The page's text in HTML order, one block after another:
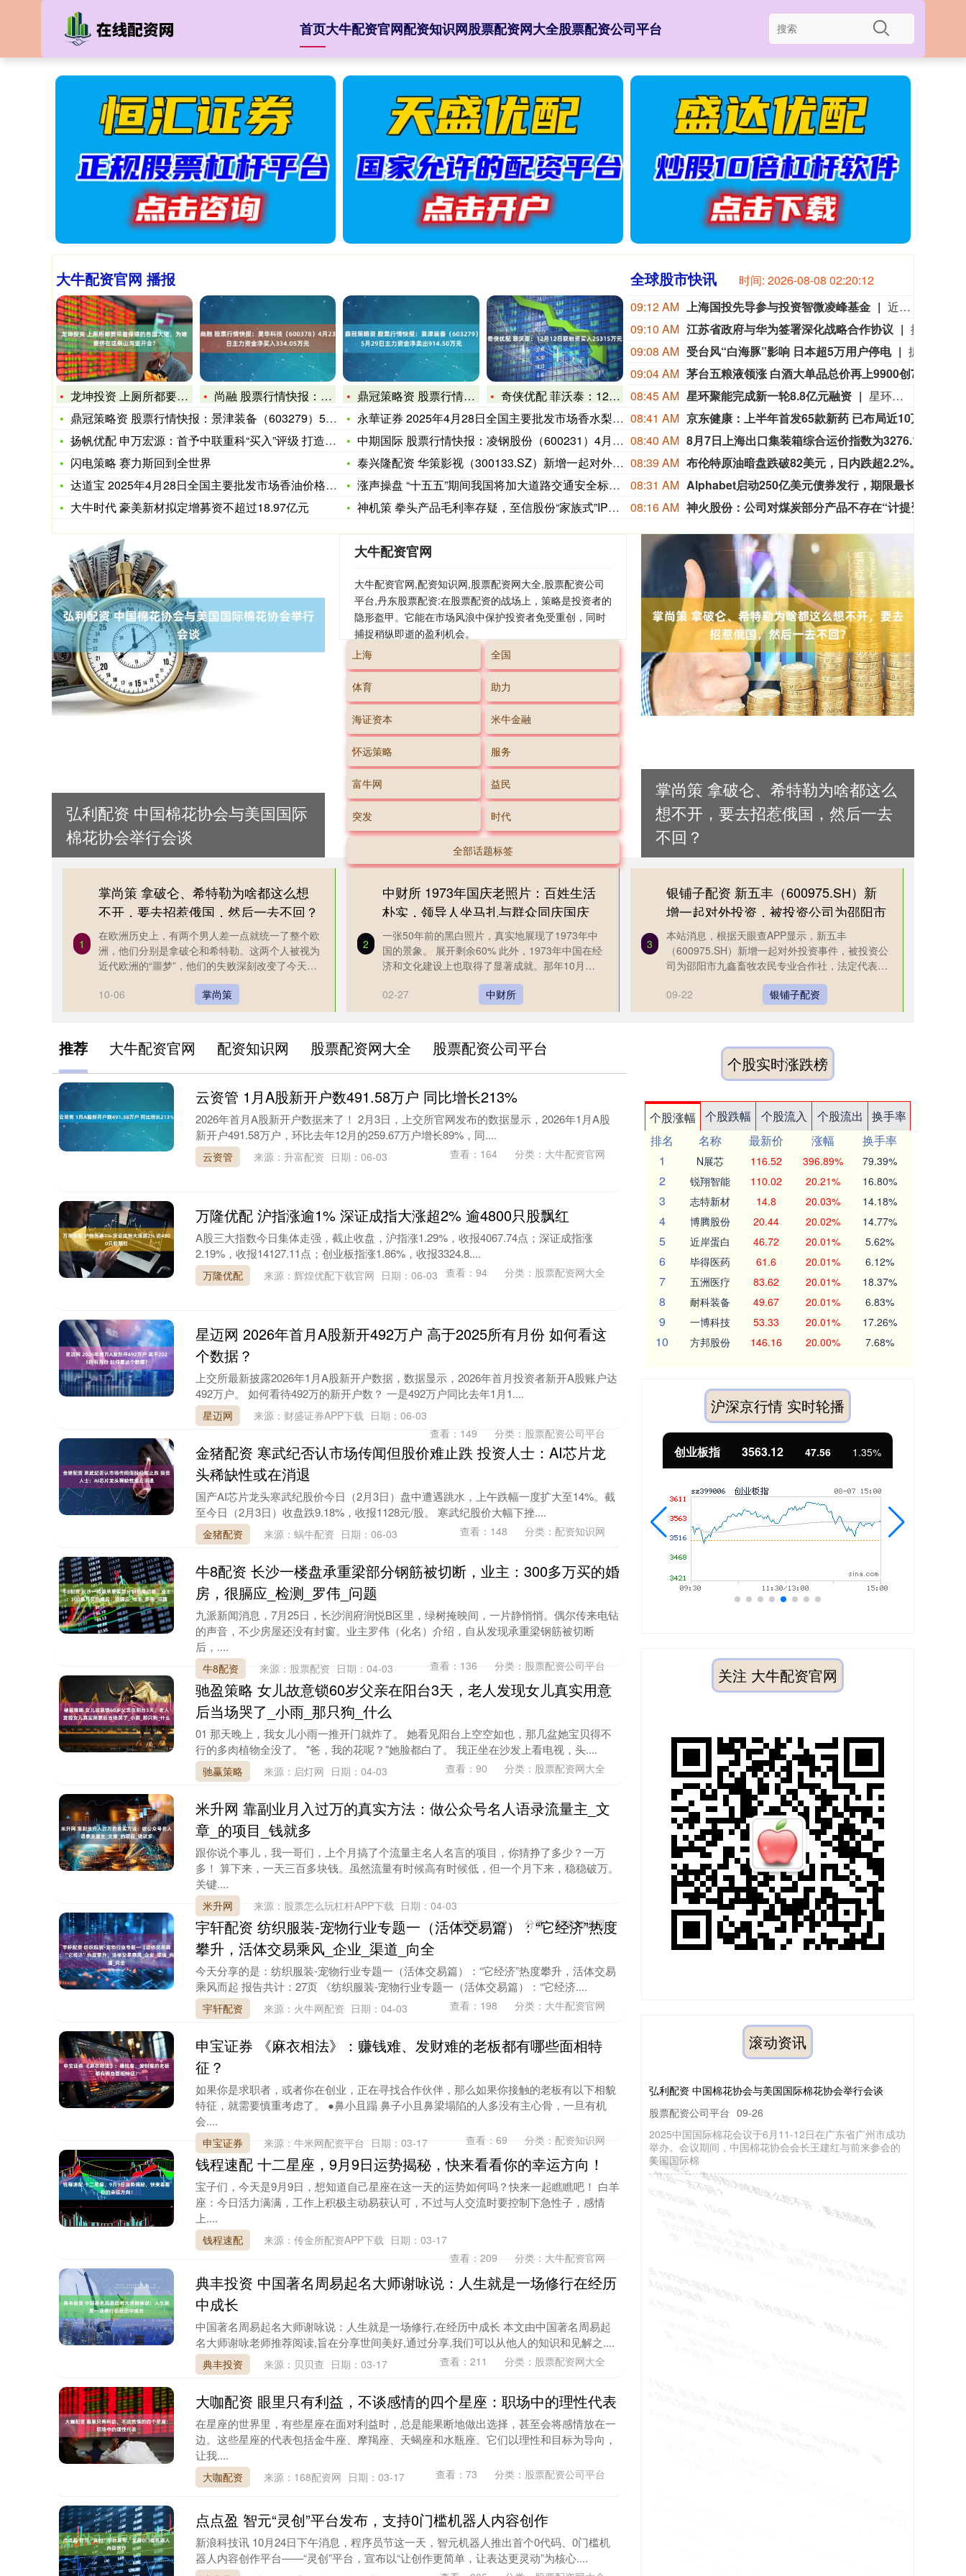
首页大牛配资官网配资知识网股票配资网大全股票配资公司平台
大牛配资官网 播报
龙坤投资 上厕所都要带着保镖的各国大佬，为啥要挤在这条山沟里
尚融 股票行情快报：昊华科技（600378）4月23日主力资
鼎冠策略资 股票行情快报：景津装备（603279）5月29日
扬帆优配 申万宏源：首予中联重科“买入”评级 打造具身智能第
闪电策略 赛力斯回到全世界
达道宝 2025年4月28日全国主要批发市场香油价格行情
大牛时代 豪美新材拟定增募资不超过18.97亿元
鼎冠策略资 股票行情快报：景津装备（603279）5月29日
奇侠优配 菲沃泰：12月12日获融资买入25315万元
永華证券 2025年4月28日全国主要批发市场香水梨价格行情
中期国际 股票行情快报：凌钢股份（600231）4月23日主
泰兴隆配资 华策影视（300133.SZ）新增一起对外投资，
涨声操盘 “十五五”期间我国将加大道路交通安全标准有效供给
神机策 拳头产品毛利率存疑，至信股份“家族式”IPO迎考
全球股市快讯 时间: 2026-08-08 02:20:13
09:12 AM 上海国投先导参与投资智微凌峰基金
近日，上海国投先导公示对上海智微凌峰创业投资合伙企业（有限合伙）（简称“智微凌峰基金”）的投资。该基金由智微资本担任管理人，目标规模30亿元。LP阵容汇聚中微公司、澜起科技等半导体龙头的旗下平台，工业X射线检测领域企业日联科技的子公司，以及地方国资平台，形成“产业资本+国有资本”的深度联合。智微凌峰基金以半导体设备、零部件、材料及先进封装等集成电路核心环节为主攻方向，重点挖掘“卡脖子”领域的“隐形冠军”。
09:10 AM 江苏省政府与华为签署深化战略合作协议
09:08 AM 受台风“白海豚”影响 日本超5万用户停电
09:04 AM
08:45 AM 星环聚能完成新一轮8.8亿元融资
星环聚能宣布，近日完成新一轮(A++轮)融资，融资金额为8.8亿元人民币。本轮融资由深投控资本、深担创投、农银资本、交银投资等机构联合投资，老股东上海科创集团旗下知识产权基金等机构继续跟投。本轮融资资金将与A轮、A+轮融资资金一道，共同用于上海嘉定实验基地建设、NTST(负三角球形托卡马克)建造与运行、CTRFR-1(星环一号)设计建造，以及聚变堆级高温超导磁体与AI等离子体控制等关键技术的持续工程化推进。
08:41 AM
08:40 AM
08:39 AM
08:31 AM
08:16 AM
弘利配资 中国棉花协会与美国国际
棉花协会举行会谈
大牛配资官网
大牛配资官网,配资知识网,股票配资网大全,股票配资公司
平台,丹东股票配资:在股票配资的战场上，策略是投资者的
隐形盔甲。它能在市场风浪中保护投资者免受重创，同时
捕捉稍纵即逝的盈利机会。
上海
全国
体育 助力
海证资本 米牛金融
怀远策略 服务
富牛网 益民
突发 时代
全部话题标签
掌尚策 拿破仑、希特勒为啥都这么
想不开，要去招惹俄国，然后一去
不回？
1
掌尚策 拿破仑、希特勒为啥都这么想
不开，要去招惹俄国，然后一去不回？
在欧洲历史上，有两个男人差一点就统一了整个欧
洲，他们分别是拿破仑和希特勒。这两个人被视为
近代欧洲的“噩梦”，他们的失败深刻改变了今天欧
洲的格局。尽管拿破仑和希特....
10-06
掌尚策
2
中财所 1973年国庆老照片：百姓生活
朴实，领导人坐马扎与群众同庆国庆
一张50年前的黑白照片，真实地展现了1973年中
国的景象。 展开剩余60% 此外，1973年中国在经
济和文化建设上也取得了显著成就。那年10月，
02-27
中财所
3
银铺子配资 新五丰（600975.SH）新
增一起对外投资，被投资公司为邵阳市
九鑫畜牧农民专业合作社
本站消息，根据天眼查APP显示，新五丰
（600975.SH）新增一起对外投资事件，被投资公
司为邵阳市九鑫畜牧农民专业合作社，法定代表人
李登亮，投资占比为6.06....
09-22
银铺子配资
推荐 大牛配资官网 配资知识网 股票配资网大全 股票配资公司平台
云资管 1月A股新开户数491.58万户 同比增长213%
2026年首月A股新开户数据来了！ 2月3日，上交所官网发布的数据显示，2026年1月A股
新开户491.58万户，环比去年12月的259.67万户增长89%，同....
云资管 来源：升富配资 日期：06-03 查看： 164 分类： 大牛配资官网
万隆优配 沪指涨逾1% 深证成指大涨超2% 逾4800只股飘红
A股三大指数今日集体走强，截止收盘，沪指涨1.29%，收报4067.74点；深证成指涨
2.19%，收报14127.11点；创业板指涨1.86%，收报3324.8....
万隆优配 来源：辉煌优配下载官网 日期：06-03 查看： 94 分类： 股票配资网大全
星迈网 2026年首月A股新开492万户 高于2025所有月份 如何看这
个数据？
上交所最新披露2026年1月A股新开户数据，数据显示，2026年首月投资者新开A股账户达
492万户。 如何看待492万的新开户数？ 一是492万户同比去年1月1....
星迈网 来源：财盛证券APP下载 日期：06-03
查看： 149 分类： 股票配资公司平台
金猪配资 寒武纪否认市场传闻但股价难止跌 投资人士：AI芯片龙
头稀缺性或在消退
国产AI芯片龙头寒武纪股价今日（2月3日）盘中遭遇跳水，上午跌幅一度扩大至14%。截
至今日（2月3日）收盘跌9.18%，收报1128元/股。 寒武纪股价大幅下挫....
金猪配资 来源：蜗牛配资 日期：06-03 查看： 148 分类： 配资知识网
牛8配资 长沙一楼盘承重梁部分钢筋被切断，业主：300多万买的婚
房，很膈应_检测_罗伟_问题
九派新闻消息，7月25日，长沙润府润悦B区里，绿树掩映间，一片静悄悄。偶尔传来电钻
的声音，不少房屋还没有封窗。业主罗伟（化名）介绍，自从发现承重梁钢筋被切断
后，....
牛8配资 来源：股票配资 日期：04-03 查看： 136 分类： 股票配资公司平台
驰盈策略 女儿故意锁60岁父亲在阳台3天，老人发现女儿真实用意
后当场哭了_小雨_那只狗_什么
01 那天晚上，我女儿小雨一推开门就炸了。 她看见阳台上空空如也，那几盆她宝贝得不
行的多肉植物全没了。 "爸，我的花呢？"她脸都白了。 我正坐在沙发上看电视，头....
驰赢策略 来源：启灯网 日期：04-03 查看： 90 分类： 股票配资网大全
米升网 靠副业月入过万的真实方法：做公众号名人语录流量主_文
章_的项目_钱就多
跟你说个事儿，我一哥们，上个月搞了个流量主名人名言的项目，你猜挣了多少？一万
多！ 算下来，一天三百多块钱。虽然流量有时候高有时候低，但一个月下来，稳稳破万。
关键....
米升网 来源：股票怎么玩杠杆APP下载 日期：04-03
查看：112 分类：配资知识网
宇轩配资 纺织服装-宠物行业专题一（活体交易篇）：“它经济”热度
攀升，活体交易乘风_企业_渠道_向全
今天分享的是：纺织服装-宠物行业专题一（活体交易篇）：“它经济”热度攀升，活体交易
乘风而起 报告共计：27页 《纺织服装-宠物行业专题一（活体交易篇）：“它经济....
宇轩配资 来源：火牛网配资 日期：04-03 查看： 198 分类： 大牛配资官网
申宝证券 《麻衣相法》：赚钱难、发财难的老板都有哪些面相特
征？
如果你是求职者，或者你在创业，正在寻找合作伙伴，那么如果你接触的老板有以下相貌
特征，就需要慎重考虑了。 ●鼻小且蹋 鼻子小且鼻梁塌陷的人多没有主心骨，一旦有机
会....
申宝证券 来源：牛米网配资平台 日期：03-17 查看： 69 分类： 配资知识网
钱程速配 十二星座，9月9日运势揭秘，快来看看你的幸运方向！
宝子们，今天是9月9日，想知道自己星座在这一天的运势如何吗？快来一起瞧瞧吧！ 白羊
座：今日活力满满，工作上积极主动易获认可，不过与人交流时要控制下急性子，感情
上....
钱程速配 来源：传金所配资APP下载 日期：03-17
查看： 209 分类： 大牛配资官网
典丰投资 中国著名周易起名大师谢咏说：人生就是一场修行在经历
中成长
中国著名周易起名大师谢咏说：人生就是一场修行,在经历中成长 本文由中国著名周易起
名大师谢咏老师推荐阅读,旨在分享世间美好,通过分享,我们可以从他人的知识和见解之....
典丰投资 来源：贝贝查 日期：03-17 查看： 211 分类： 股票配资网大全
大咖配资 眼里只有利益，不谈感情的四个星座：职场中的理性代表
在星座的世界里，有些星座在面对利益时，总是能果断地做出选择，甚至会将感情放在一
边。这些星座的代表包括金牛座、摩羯座、天蝎座和水瓶座。它们以理性和目标为导向，
让我....
大咖配资 来源：168配资网 日期：03-17 查看： 73 分类： 股票配资公司平台
点点盈 智元“灵创”平台发布，支持0门槛机器人内容创作
新浪科技讯 10月24日下午消息，程序员节这一天，智元机器人推出首个0代码、0门槛机
器人内容创作平台——“灵创”平台，宣布以“让创作更简单，让表达更灵动”为核心....
个股实时涨跌榜
个股涨幅 个股跌幅 个股流入 个股流出
换手率
排名
名称 最新价 涨幅
换手率
1
N展芯 116.52 396.89% 79.39%
2 锐翔智能 110.02 20.21% 16.80%
3 志特新材 14.8 20.03% 14.18%
4 博腾股份 20.44 20.02% 14.77%
5 近岸蛋白 46.72 20.01% 5.62%
6 毕得医药 61.6 20.01% 6.12%
7 五洲医疗 83.62 20.01% 18.37%
8 耐科装备 49.67 20.01% 6.83%
9 一博科技 53.33 20.01% 17.26%
10 方邦股份 146.16 20.00% 7.68%
沪深京行情 实时轮播
北证50 1134.24 11.37 1.01% 创业板指 3563.12 47.56 1.35% 基金指数 7242.10 12.30 0.17%
关注 大牛配资官网
滚动资讯
弘利配资 中国棉花协会与美国国际棉花协会举行会谈
股票配资公司平台 09-26
2025中国国际棉花会议于6月11-12日在广东省广州市成功
举办。会议期间，中国棉花协会会长王建红与前来参会的
美国国际棉
掌尚策 拿破仑、希特勒为啥都这么想不开，要去招惹俄
国，然后一去不回？
梦”，他们的失败深
中财所 1973年国庆老照片：百姓生活朴实，领导人坐马扎